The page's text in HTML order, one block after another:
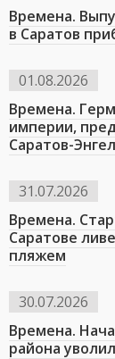
Времена.
в Саратов
01.08.2026
Времена.
империи,
Саратов-
31.07.2026
Времена.
Саратове
пляжем
30.07.2026
Времена.
района